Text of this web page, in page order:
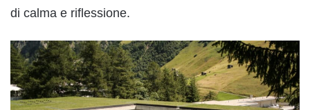
di calma e riflessione.